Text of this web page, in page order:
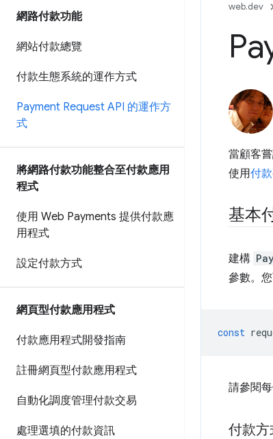
網路付款功能
網站付款總覽
付款生態系統的運作方式
Payment Request API 的運作方
式
將網路付款功能整合至付款應用
程式
使用 Web Payments 提供付款應
用程式
設定付款方式
網頁型付款應用程式
付款應用程式開發指南
註冊網頁型付款應用程式
自動化調度管理付款交易
處理選填的付款資訊
web.dev
當顧客
使用付
基本
建構
參數。
const
請參閱
付款方